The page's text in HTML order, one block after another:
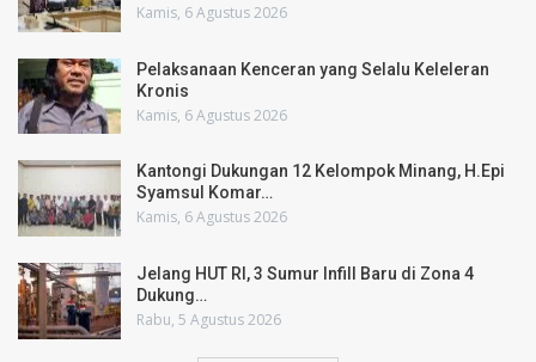
Kamis, 6 Agustus 2026
Pelaksanaan Kenceran yang Selalu Keleleran
Kronis
Kamis, 6 Agustus 2026
Kantongi Dukungan 12 Kelompok Minang, H.Epi
Syamsul Komar…
Kamis, 6 Agustus 2026
Jelang HUT RI, 3 Sumur Infill Baru di Zona 4
Dukung…
Rabu, 5 Agustus 2026